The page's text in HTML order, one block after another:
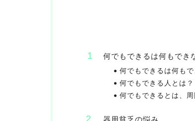
何でもできるは何もでき
何でもできるは何も
何でもできる人とは？
何でもできるとは、
器用貧乏の悩み